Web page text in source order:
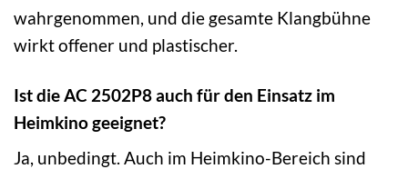
wahrgenommen, und die gesamte Klangbühne
wirkt offener und plastischer.
Ist die AC 2502P8 auch für den Einsatz im
Heimkino geeignet?
Ja, unbedingt. Auch im Heimkino-Bereich sind